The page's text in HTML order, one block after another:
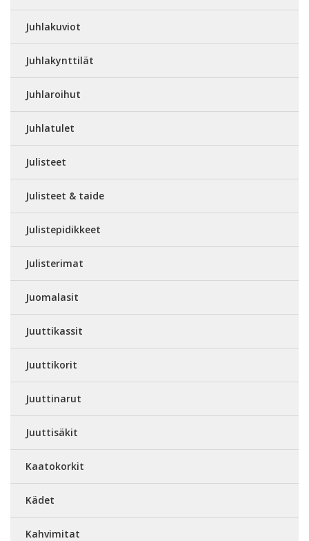
Juhlakuviot
Juhlakynttilät
Juhlaroihut
Juhlatulet
Julisteet
Julisteet & taide
Julistepidikkeet
Julisterimat
Juomalasit
Juuttikassit
Juuttikorit
Juuttinarut
Juuttisäkit
Kaatokorkit
Kädet
Kahvimitat